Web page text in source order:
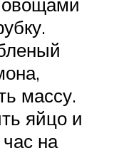
массу.
яйцо и
на